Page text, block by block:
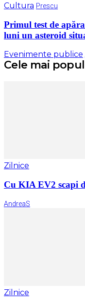
Cultura Prescu
Primul test de
luni un asteroid
Evenimente publice
Cele mai
Zilnice
Cu KIA EV2 scapi
AndreaS
Zilnice